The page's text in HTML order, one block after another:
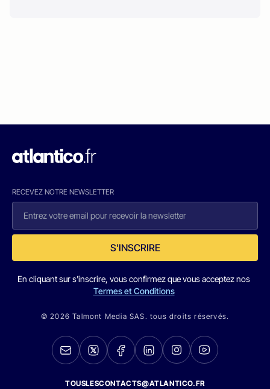
RECEVEZ NOTRE NEWSLETTER
S'INSCRIRE
En cliquant sur s'inscrire, vous confirmez que vous acceptez nos
Termes et Conditions
© 2026 Talmont Media SAS. tous droits réservés.
TOUSLESCONTACTS@ATLANTICO.FR